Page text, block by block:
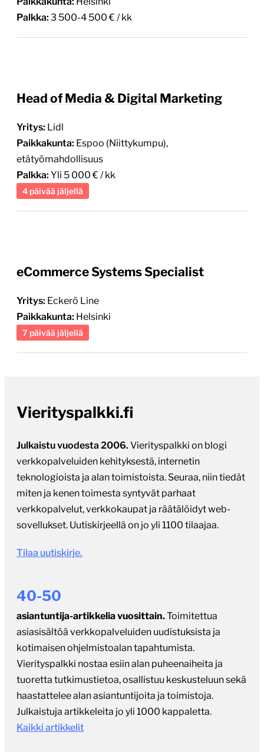
Palkka: 3 500-4 500 € / kk
Head of Media & Digital Marketing
Yritys: Lidl
Paikkakunta: Espoo (Niittykumpu),
etätyömahdollisuus
Palkka: Yli 5 000 € / kk
4 päivää jäljellä
eCommerce Systems Specialist
Yritys: Eckerö Line
Paikkakunta: Helsinki
7 päivää jäljellä
Vierityspalkki.fi
Julkaistu vuodesta 2006. Vierityspalkki on blogi
verkkopalveluiden kehityksestä, internetin
teknologioista ja alan toimistoista. Seuraa, niin tiedät
miten ja kenen toimesta syntyvät parhaat
verkkopalvelut, verkkokaupat ja räätälöidyt web-
sovellukset. Uutiskirjeellä on jo yli 1100 tilaajaa.
Tilaa uutiskirje.
40-50
asiantuntija-artikkelia vuosittain.Toimitettua
asiasisältöä verkkopalveluiden uudistuksista ja
kotimaisen ohjelmistoalan tapahtumista.
Vierityspalkki nostaa esiin alan puheenaiheita ja
tuoretta tutkimustietoa, osallistuu keskusteluun sekä
haastattelee alan asiantuntijoita ja toimistoja.
Julkaistuja artikkeleita jo yli 1000 kappaletta.
Kaikki artikkelit